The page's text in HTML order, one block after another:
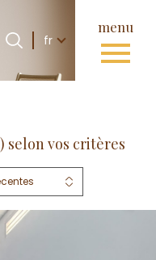
menu
fr
selon vos critères